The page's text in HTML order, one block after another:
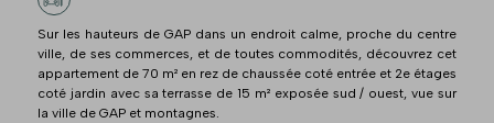
Sur les hauteurs de GAP dans un endroit calme, proche du centre
ville, de ses commerces, et de toutes commodités, découvrez cet
appartement de 70 m² en rez de chaussée coté entrée et 2e étages
coté jardin avec sa terrasse de 15 m² exposée sud / ouest, vue sur
la ville de GAP et montagnes.